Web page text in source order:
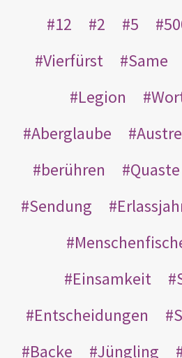
12
2 5
Vierfürst
Same
Legion
Aberglaube
berühren
Quaste
Sendung
Einsamkeit
Entscheidungen
Backe
Jüngling